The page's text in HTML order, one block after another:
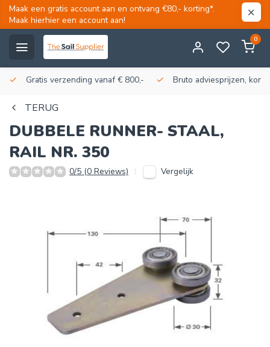
Maak een gratis account aan en ontvang €80,- korting*.
Maak hierhier een account aan!
0
Gratis verzending vanaf € 800,- Bruto adviesprijzen,
TERUG
DUBBELE RUNNER- STAAL,
RAIL NR. 350
0/5 (0 Reviews) Vergelijk